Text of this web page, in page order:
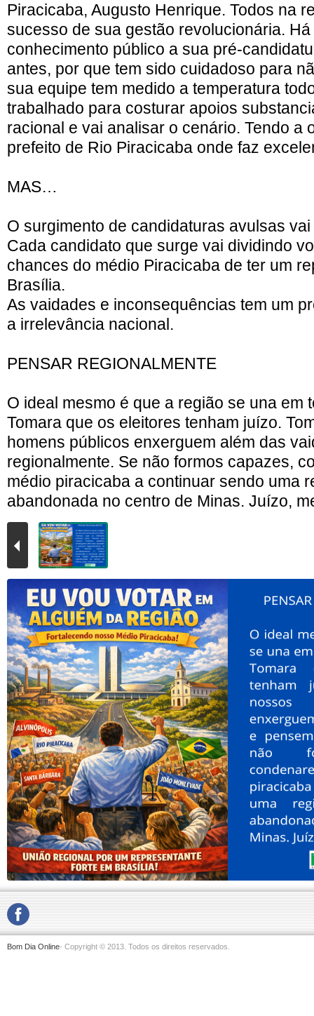
Piracicaba, Augusto Henrique. Todos na
sucesso de sua gestão revolucionária.
conhecimento público a sua pré-
antes, por que tem sido cuidadoso para
sua equipe tem medido a temperatura
trabalhado para costurar apoios
racional e vai analisar o cenário. Tendo a
prefeito de Rio Piracicaba onde faz
MAS…
O surgimento de candidaturas avulsas
Cada candidato que surge vai dividindo
chances do médio Piracicaba de ter um
Brasília.
As vaidades e inconsequências tem um
a irrelevância nacional.
PENSAR REGIONALMENTE
O ideal mesmo é que a região se una em
Tomara que os eleitores tenham juízo.
homens públicos enxerguem além das
regionalmente. Se não formos capazes,
médio piracicaba a continuar sendo uma
abandonada no centro de Minas. Juízo,
Bom Dia Online- Copyright © 2013. Todos os direitos reservados.